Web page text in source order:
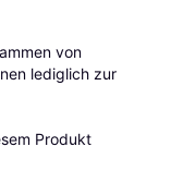
von
lediglich zur
Produkt